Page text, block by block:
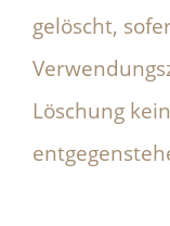
gelöscht,
Löschung